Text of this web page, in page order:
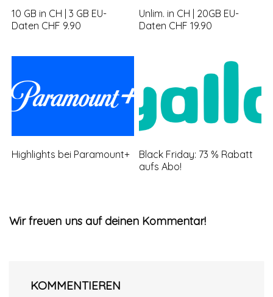
10 GB in CH | 3 GB EU-
Daten CHF 9.90
Unlim. in CH | 20GB EU-
Daten CHF 19.90
Highlights bei Paramount+
Black Friday: 73 % Rabatt
aufs Abo!
Wir freuen uns auf deinen Kommentar!
KOMMENTIEREN